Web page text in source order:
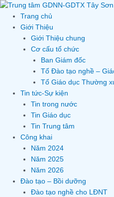
Skip
content
Trang chủ
Giới Thiệu
Giới Thiệu chung
Cơ cấu tổ chức
Ban Giám đốc
Tổ Đào tạo nghề –
Tổ Giáo dục Thường
Tin tức-Sự kiện
Tin trong nước
Tin Giáo dục
Tin Trung tâm
Công khai
Năm 2024
Năm 2025
Năm 2026
Đào tạo – Bồi dưỡng
Đào tạo nghề cho LĐNT